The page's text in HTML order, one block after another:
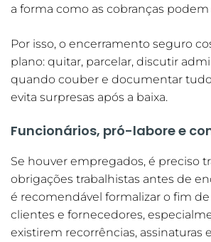
a forma como as cobranças podem
Por isso, o encerramento seguro
plano: quitar, parcelar, discutir
quando couber e documentar
evita surpresas após a baixa.
Funcionários, pró-labore e
Se houver empregados, é preciso
obrigações trabalhistas antes de
é recomendável formalizar o fim
clientes e fornecedores,
existirem recorrências, assinaturas